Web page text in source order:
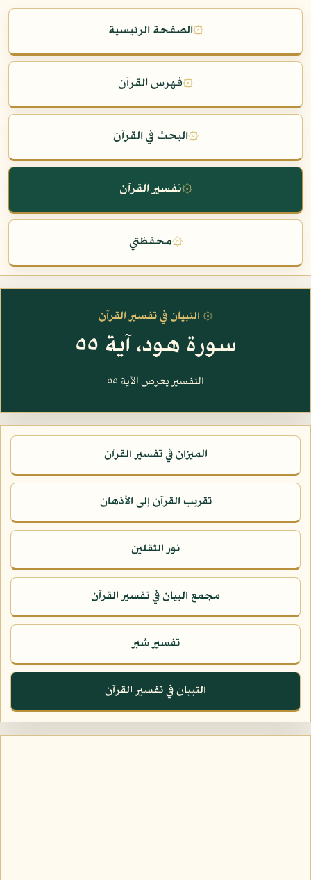
۞الصفحة الرئيسية
۞فهرس القرآن
۞البحث في القرآن
۞تفسير القرآن
۞محفظتي
۞ التبيان في تفسير القرآن
سورة هود، آية ٥٥
التفسير يعرض الآية ٥٥
الميزان في تفسير القرآن
تقريب القرآن إلى الأذهان
نور الثقلين
مجمع البيان في تفسير القرآن
تفسير شبر
التبيان في تفسير القرآن